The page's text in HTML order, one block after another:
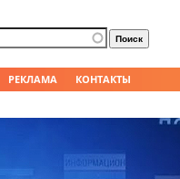
РЕКЛАМА КОНТАКТЫ
поиска